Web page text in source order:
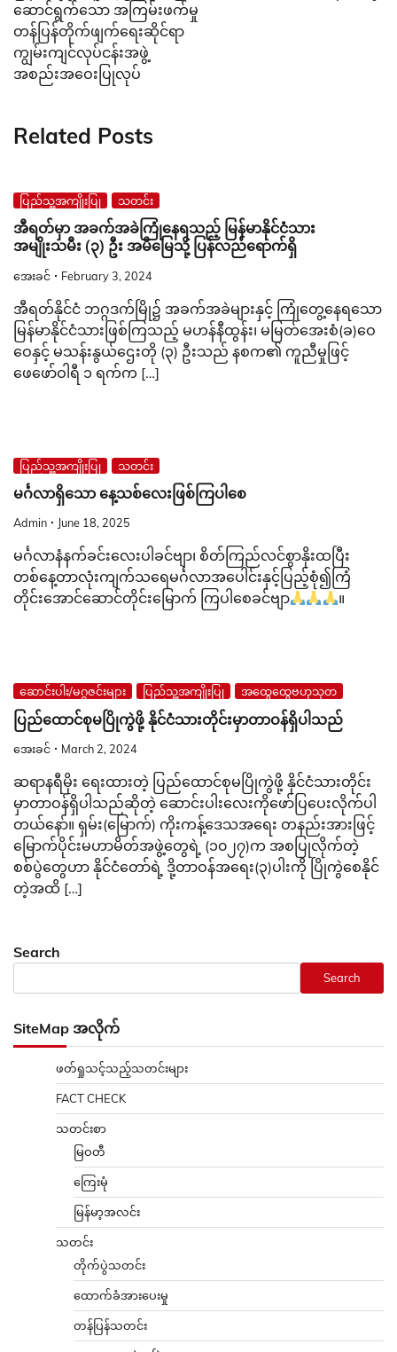
ဆောင်ရွက်သော အကြမ်းဖက်မှု
တန်ပြန်တိုက်ဖျက်ရေးဆိုင်ရာ
ကျွမ်းကျင်လုပ်ငန်းအဖွဲ့
အစည်းအဝေးပြုလုပ်
Related Posts
ပြည်သူ့အကျိုးပြု သတင်း
အီရတ်မှာ အခက်အခဲကြုံနေရသည့် မြန်မာနိုင်ငံသား
အမျိုးသမီး (၃) ဦး အမိမြေသို့ ပြန်လည်ရောက်ရှိ
အေးခင် February 3, 2024
အီရတ်နိုင်ငံ ဘဂ္ဂဒက်မြို၌ အခက်အခဲများနှင့် ကြုံတွေ့နေရသော
မြန်မာနိုင်ငံသားဖြစ်ကြသည့် မဟန်နီထွန်း၊ မမြတ်အေးစံ(ခ)ဝေ
ဝေနှင့် မသန်းနွယ်ဌေးတို (၃) ဦးသည် နစက၏ ကူညီမှုဖြင့်
ဖေဖော်ဝါရီ ၁ ရက်က […]
ပြည်သူ့အကျိုးပြု သတင်း
မင်္ဂလာရှိသော နေ့သစ်လေးဖြစ်ကြပါစေ
Admin June 18, 2025
မင်္ဂလာနံနက်ခင်းလေးပါခင်ဗျာ၊ စိတ်ကြည်လင်စွာနိုးထပြီး
တစ်နေ့တာလုံးကျက်သရေမင်္ဂလာအပေါင်းနှင့်ပြည့်စုံ၍ကြံ
တိုင်း‌အောင်ဆောင်တိုင်းမြောက် ကြပါစေခင်ဗျာ
။
ဆောင်းပါး/မဂ္ဂဇင်းများ ပြည်သူ့အကျိုးပြု အထွေထွေဗဟုသုတ
ပြည်ထောင်စုမပြိုကွဲဖို့ နိုင်ငံသားတိုင်းမှာတာဝန်ရှိပါသည်
အေးခင် March 2, 2024
ဆရာနရီမိုး ရေးထားတဲ့ ပြည်ထောင်စုမပြိုကွဲဖို့ နိုင်ငံသားတိုင်း
မှာတာဝန်ရှိပါသည်ဆိုတဲ့ ဆောင်းပါးလေးကိုဖော်ပြပေးလိုက်ပါ
တယ်နော်။ ရှမ်း(မြောက်) ကိုးကန့်ဒေသအရေး တနည်းအားဖြင့်
မြောက်ပိုင်းမဟာမိတ်အဖွဲ့တွေရဲ့ (၁၀၂၇)က အစပြုလိုက်တဲ့
စစ်ပွဲတွေဟာ နိုင်ငံတော်ရဲ့ ဒို့တာဝန်အရေး(၃)ပါးကို ပြိုကွဲစေနိုင်
တဲ့အထိ […]
Search
Search
SiteMap အလိုက်
ဖတ်ရှုသင့်သည့်သတင်းများ
FACT CHECK
သတင်းစာ
မြဝတီ
ကြေးမုံ
မြန်မာ့အလင်း
သတင်း
တိုက်ပွဲသတင်း
ထောက်ခံအားပေးမှု
တန်ပြန်သတင်း